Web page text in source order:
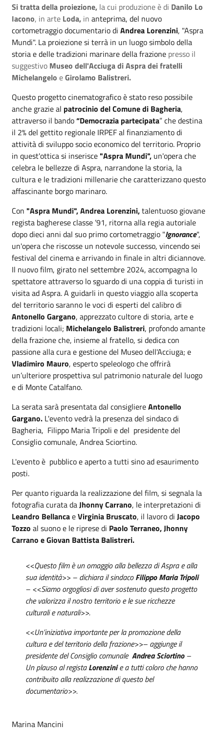
Si tratta della proiezione, la cui produzione è di Danilo Lo
Iacono, in arte Loda, in anteprima, del nuovo
cortometraggio documentario di Andrea Lorenzini, "Aspra
Mundi". La proiezione si terrà in un luogo simbolo della
storia e delle tradizioni marinare della frazione presso il
suggestivo Museo dell'Acciuga di Aspra dei fratelli
Michelangelo eGirolamo Balistreri.
Questo progetto cinematografico è stato reso possibile
anche grazie al patrocinio del Comune di Bagheria,
attraverso il bando“Democrazia partecipata” che destina
il 2% del gettito regionale IRPEF al finanziamento di
attività di sviluppo socio economico del territorio. Proprio
in quest'ottica si inserisce"Aspra Mundi", un'opera che
celebra le bellezze di Aspra, narrandone la storia, la
cultura e le tradizioni millenarie che caratterizzano questo
affascinante borgo marinaro.
Con "Aspra Mundi", Andrea Lorenzini,talentuoso giovane
regista bagherese classe ’91, ritorna alla regia autoriale
dopo dieci anni dal suo primo cortometraggio "Ignorance",
un'opera che riscosse un notevole successo, vincendo sei
festival del cinema e arrivando in finale in altri diciannove.
Il nuovo film, girato nel settembre 2024, accompagna lo
spettatore attraverso lo sguardo di una coppia di turisti in
visita ad Aspra. A guidarli in questo viaggio alla scoperta
del territorio saranno le voci di esperti del calibro di
Antonello Gargano, apprezzato cultore di storia, arte e
tradizioni locali; Michelangelo Balistreri, profondo amante
della frazione che, insieme al fratello, si dedica con
passione alla cura e gestione del Museo dell'Acciuga; e
Vladimiro Mauro, esperto speleologo che offrirà
un’ulteriore prospettiva sul patrimonio naturale del luogo
e di Monte Catalfano.
La serata sarà presentata dal consigliereAntonello
Gargano. L'evento vedrà la presenza del sindaco di
Bagheria, Filippo Maria Tripoli e del presidente del
Consiglio comunale, Andrea Sciortino.
L'evento è pubblico e aperto a tutti sino ad esaurimento
posti.
Per quanto riguarda la realizzazione del film, si segnala la
fotografia curata daJhonny Carrano, le interpretazioni di
Leandro BellancaeVirginia Bruscato, il lavoro di Jacopo
Tozzo al suono e le riprese di Paolo Terraneo, Jhonny
Carrano e Giovan Battista Balistreri.
<<Questo film è un omaggio alla bellezza di Aspra e alla
sua identità>> – dichiara il sindacoFilippo Maria Tripoli
– <<Siamo orgogliosi di aver sostenuto questo progetto
che valorizza il nostro territorio e le sue ricchezze
culturali e naturali>>.
<<Un’iniziativa importante per la promozione della
cultura e del territorio della frazione>>– aggiunge il
presidente del Consiglio comunale Andrea Sciortino–
Un plauso al registaLorenzinie a tutti coloro che hanno
contribuito alla realizzazione di questo bel
documentario>>.
Marina Mancini